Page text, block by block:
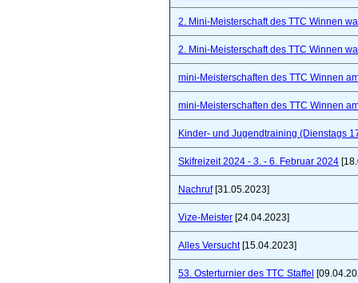
2. Mini-Meisterschaft des TTC Winnen
2. Mini-Meisterschaft des TTC Winnen
mini-Meisterschaften des TTC Winnen
mini-Meisterschaften des TTC Winnen
Kinder- und Jugendtraining (Dienstags
Skifreizeit 2024 - 3. - 6. Februar 2024
Nachruf[31.05.2023]
Vize-Meister [24.04.2023]
Alles Versucht[15.04.2023]
53. Osterturnier des TTC Staffel